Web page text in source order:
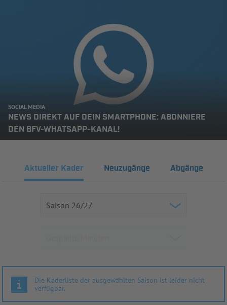
SOCIAL MEDIA
NEWS DIREKT AUF DEIN SMARTPHONE: ABONNIERE
DEN BFV-WHATSAPP-KANAL!
Aktueller Kader Neuzugänge Abgänge
Die Kaderliste der ausgewählten Saison ist leider nicht
verfügbar.